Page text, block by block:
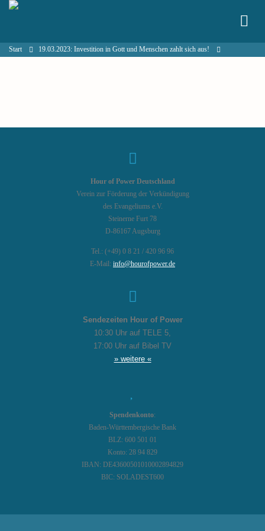
Start 19.03.2023: Investition in Gott und Menschen zahlt sich aus!
Hour of Power Deutschland
Verein zur Förderung der Verkündigung
des Evangeliums e.V.
Steinerne Furt 78
D-86167 Augsburg
Tel.: (+49) 0 8 21 / 420 96 96
E-Mail: info@hourofpower.de
Sendezeiten Hour of Power
10:30 Uhr auf TELE 5,
17:00 Uhr auf Bibel TV
» weitere «
Spendenkonto:
Baden-Württembergische Bank
BLZ: 600 501 01
Konto: 28 94 829
IBAN: DE43600501010002894829
BIC: SOLADEST600